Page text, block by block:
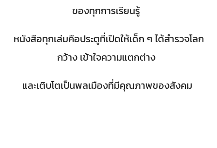
ของทุกการเรียนรู้
หนังสือทุกเล่มคือประตูที่เปิดให้เด็ก ๆ ได้สำรวจโลก
กว้าง เข้าใจความแตกต่าง
และเติบโตเป็นพลเมืองที่มีคุณภาพของสังคม